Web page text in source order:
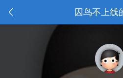
囚鸟不上线